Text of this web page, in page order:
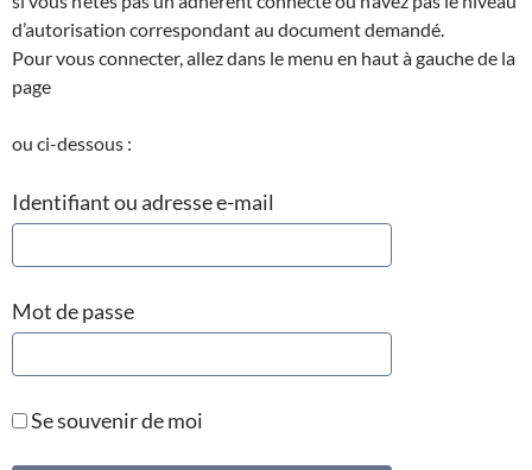
d’autorisation correspondant au document demandé.
Pour vous connecter, allez dans le menu en haut à gauche de la
page
ou ci-dessous :
Identifiant ou adresse e-mail
Mot de passe
Se souvenir de moi